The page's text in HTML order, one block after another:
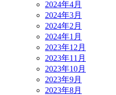
2024年4月
2024年3月
2024年2月
2024年1月
2023年12月
2023年11月
2023年10月
2023年9月
2023年8月